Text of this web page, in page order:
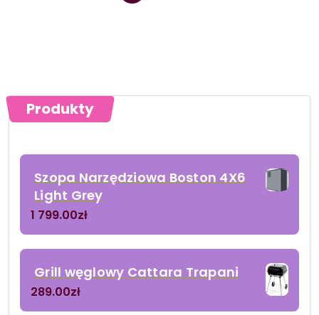
Produkty
Szopa Narzędziowa Boston 4X6
Light Grey
1 799.00zł
Grill węglowy Cattara Trapani
289.00zł